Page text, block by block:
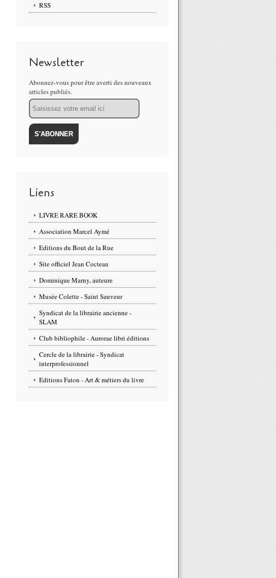
RSS
Newsletter
Abonnez-vous pour être averti des nouveaux
articles publiés.
Email
Liens
LIVRE RARE BOOK
Association Marcel Aymé
Editions du Bout de la Rue
Site officiel Jean Cocteau
Dominique Marny, auteure
Musée Colette - Saint Sauveur
Syndicat de la librairie ancienne -
SLAM
Club bibliophile - Aurorae libri éditions
Cercle de la librairie - Syndicat
interprofessionnel
Editions Faton - Art & métiers du livre